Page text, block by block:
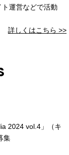
運営などで活動
詳しくはこちら >>
2024 vol.4」（キ
集